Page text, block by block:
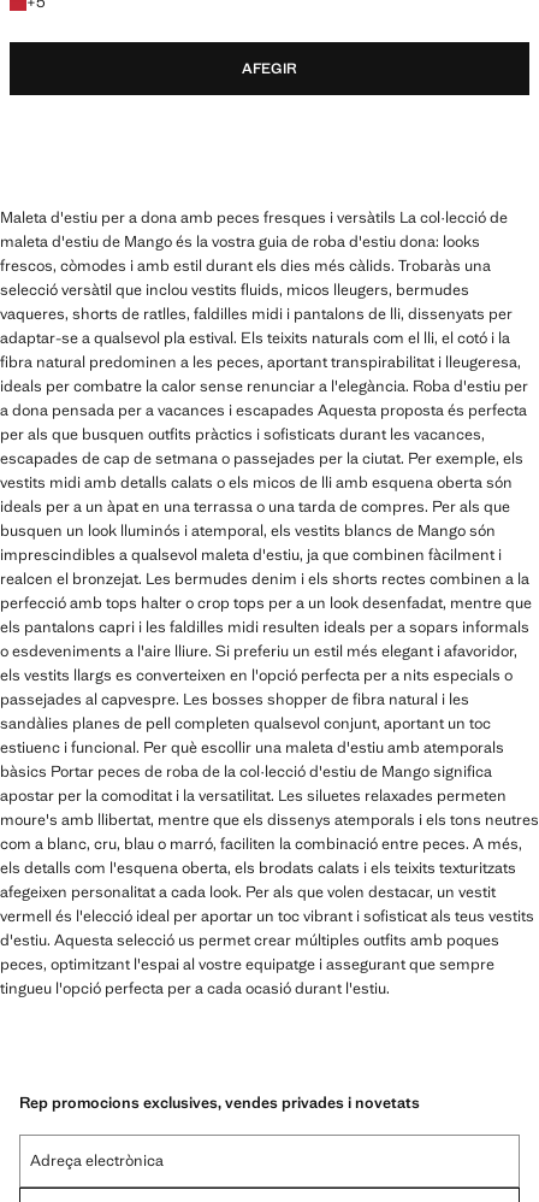
AFEGIR
Maleta d'estiu per a dona amb peces fresques i versàtils La col·lecció de
maleta d'estiu de Mango és la vostra guia de roba d'estiu dona: looks
frescos, còmodes i amb estil durant els dies més càlids. Trobaràs una
selecció versàtil que inclou vestits fluids, micos lleugers, bermudes
vaqueres, shorts de ratlles, faldilles midi i pantalons de lli, dissenyats per
adaptar-se a qualsevol pla estival. Els teixits naturals com el lli, el cotó i la
fibra natural predominen a les peces, aportant transpirabilitat i lleugeresa,
ideals per combatre la calor sense renunciar a l'elegància. Roba d'estiu per
a dona pensada per a vacances i escapades Aquesta proposta és perfecta
per als que busquen outfits pràctics i sofisticats durant les vacances,
escapades de cap de setmana o passejades per la ciutat. Per exemple, els
vestits midi amb detalls calats o els micos de lli amb esquena oberta són
ideals per a un àpat en una terrassa o una tarda de compres. Per als que
busquen un look lluminós i atemporal, els vestits blancs de Mango són
imprescindibles a qualsevol maleta d'estiu, ja que combinen fàcilment i
realcen el bronzejat. Les bermudes denim i els shorts rectes combinen a la
perfecció amb tops halter o crop tops per a un look desenfadat, mentre que
els pantalons capri i les faldilles midi resulten ideals per a sopars informals
o esdeveniments a l'aire lliure. Si preferiu un estil més elegant i afavoridor,
els vestits llargs es converteixen en l'opció perfecta per a nits especials o
passejades al capvespre. Les bosses shopper de fibra natural i les
sandàlies planes de pell completen qualsevol conjunt, aportant un toc
estiuenc i funcional. Per què escollir una maleta d'estiu amb atemporals
bàsics Portar peces de roba de la col·lecció d'estiu de Mango significa
apostar per la comoditat i la versatilitat. Les siluetes relaxades permeten
moure's amb llibertat, mentre que els dissenys atemporals i els tons neutres
com a blanc, cru, blau o marró, faciliten la combinació entre peces. A més,
els detalls com l'esquena oberta, els brodats calats i els teixits texturitzats
afegeixen personalitat a cada look. Per als que volen destacar, un vestit
vermell és l'elecció ideal per aportar un toc vibrant i sofisticat als teus vestits
d'estiu. Aquesta selecció us permet crear múltiples outfits amb poques
peces, optimitzant l'espai al vostre equipatge i assegurant que sempre
tingueu l'opció perfecta per a cada ocasió durant l'estiu.
Rep promocions exclusives, vendes privades i novetats
Adreça electrònica